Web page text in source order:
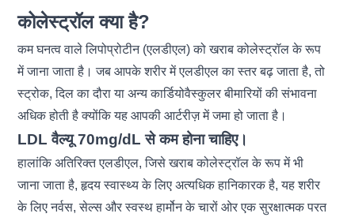
कोलेस्ट्रॉल क्या है?
कम घनत्व वाले लिपोप्रोटीन (एलडीएल) को खराब कोलेस्ट्रॉल के रूप
में जाना जाता है। जब आपके शरीर में एलडीएल का स्तर बढ़ जाता है, तो
स्ट्रोक, दिल का दौरा या अन्य कार्डियोवैस्कुलर बीमारियों की संभावना
अधिक होती है क्योंकि यह आपकी आर्टरीज़ में जमा हो जाता है।
LDL वैल्यू 70mg/dL से कम होना चाहिए।
हालांकि अतिरिक्त एलडीएल, जिसे खराब कोलेस्ट्रॉल के रूप में भी
जाना जाता है, हृदय स्वास्थ्य के लिए अत्यधिक हानिकारक है, यह शरीर
के लिए नर्वस, सेल्स और स्वस्थ हार्मोन के चारों ओर एक सुरक्षात्मक परत